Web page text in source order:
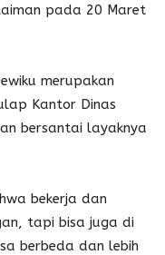
pada 20 Maret
merupakan
Kantor Dinas
bersantai layaknya
bekerja dan
tapi bisa juga di
berbeda dan lebih